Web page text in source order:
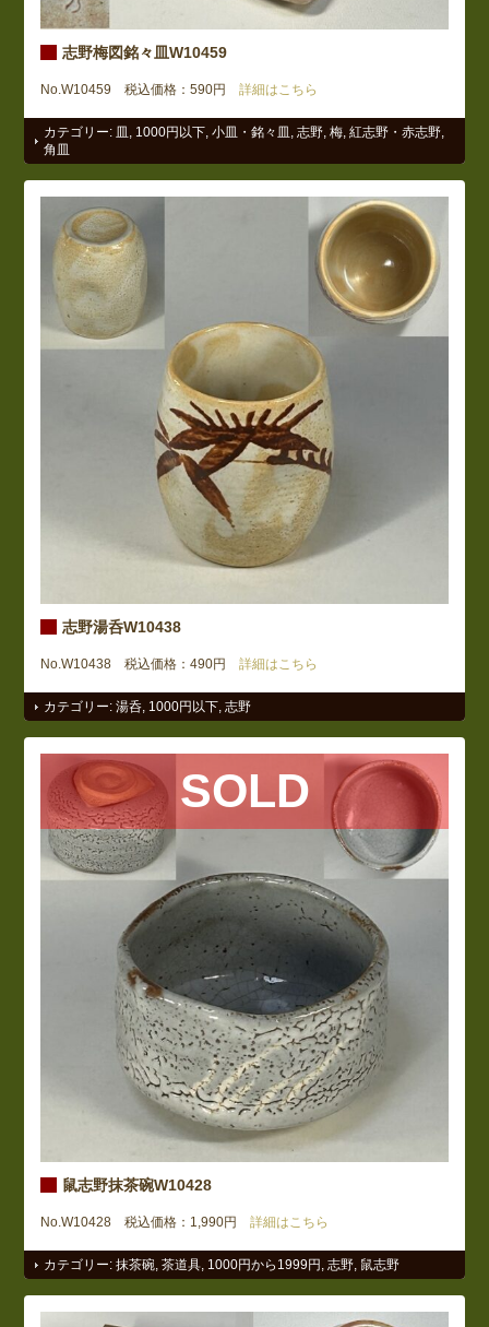
志野梅図銘々皿W10459
No.W10459 税込価格：590円 詳細はこちら
カテゴリー: 皿 1000円以下 ,小皿・銘々皿 ,志野 ,梅 ,紅志野・赤志野
角皿
志野湯呑W10438
No.W10438 税込価格：490円 詳細はこちら
カテゴリー:湯呑, 1000円以下 ,志野
SOLD
鼠志野抹茶碗W10428
No.W10428 税込価格：1,990円 詳細はこちら
カテゴリー:抹茶碗 ,茶道具 1000円から1999円 ,志野 鼠志野